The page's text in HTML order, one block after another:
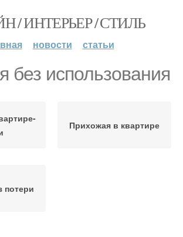
/ ИНТЕРЬЕР / СТИЛЬ
новости статьи
без использования
Прихожая в квартире
потери